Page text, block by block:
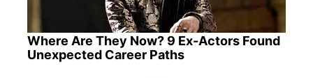
Where Are They Now? 9 Ex-Actors Found
Unexpected Career Paths